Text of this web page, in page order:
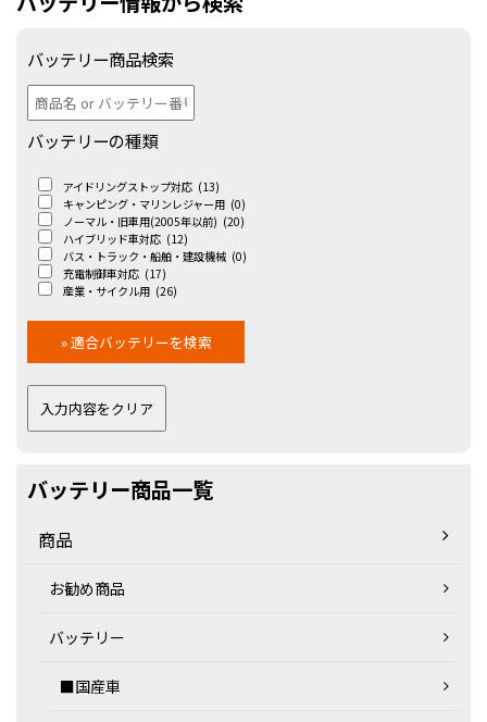
バッテリー商品検索
バッテリーの種類
アイドリングストップ対応 (13)
キャンピング・マリンレジャー用 (0)
ノーマル・旧車用(2005年以前) (20)
ハイブリッド車対応 (12)
バス・トラック・船舶・建設機械 (0)
充電制御車対応 (17)
産業・サイクル用 (26)
バッテリー商品一覧
商品
お勧め商品
バッテリー
■国産車